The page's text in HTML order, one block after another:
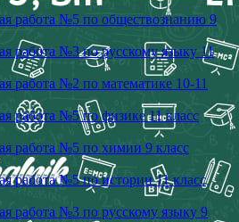
работа №5 по обществознанию 9
работа №3 по русскому языку 11
работа №2 по математике 10-11
работа №5 по физике 11 класс
работа №5 по химии 9 класс
работа №5 по истории 11 класс
работа №3 по русскому языку 9